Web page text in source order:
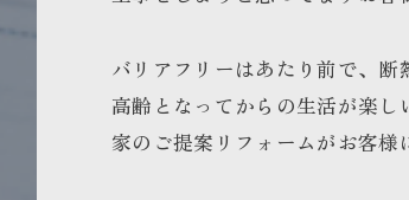
バリアフリーはあたり前で、断
高齢となってからの生活が楽
家のご提案リフォームがお客様